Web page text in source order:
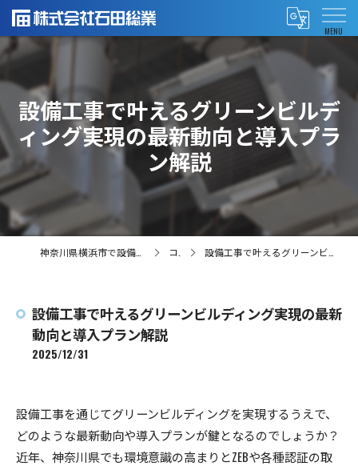
設備工事で叶えるグリーンビルデ
ィング実現の最新動向と導入プラ
ン解説
神奈川県横浜市で設備工事の求人なら株式会社石田総業 コラム 設備工事で叶えるグリーンビルディング実現の最新動向と導入プラン解説
設備工事で叶えるグリーンビルディング実現の最新
動向と導入プラン解説
2025/12/31
設備工事を通じてグリーンビルディングを実現するうえで、
どのような最新動向や導入プランが鍵となるのでしょうか？
近年、神奈川県でも環境意識の高まりとZEBや各種認証の取